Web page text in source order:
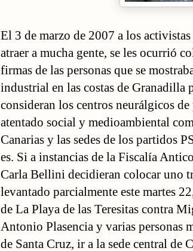
El 3 de marzo de 2007 a los
atraer a mucha gente, se les ocurrió
firmas de las personas que se
industrial en las costas de Granadilla
consideran los centros neurálgicos de
atentado social y medioambiental
Canarias y las sedes de los partidos
es. Si a instancias de la Fiscalía
Carla Bellini decidieran colocar uno
levantado parcialmente este martes
de La Playa de las Teresitas contra
Antonio Plasencia y varias personas
de Santa Cruz, ir a la sede central de